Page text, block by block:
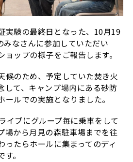
実験の最終日となった、10月19
なさんに参加していただい
ップの様子をご報告します。
候のため、予定していた焚き火
して、キャンプ場内にある砂防
ルでの実施となりました。
イブにグループ毎に乗車をして
場から月見の森駐車場までを往
ったらホールに集まってのディ
。